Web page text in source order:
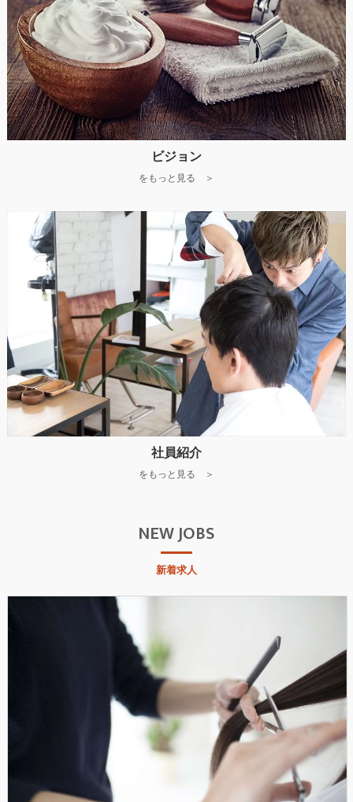
ビジョン
をもっと見る ＞
社員紹介
をもっと見る ＞
新着求人
NEW JOBS